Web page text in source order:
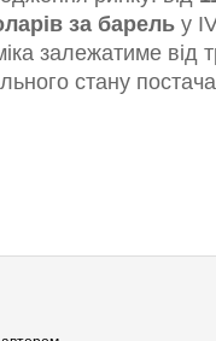
за барель у
залежатиме від
стану